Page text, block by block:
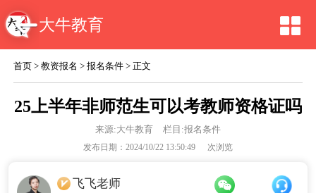
大牛教育
首页 >教资报名 >报名条件 > 正文
25上半年非师范生可以考教师资格证吗
来源:大牛教育 栏目:报名条件
发布日期：2024/10/22 13:50:49 次浏览
飞飞老师